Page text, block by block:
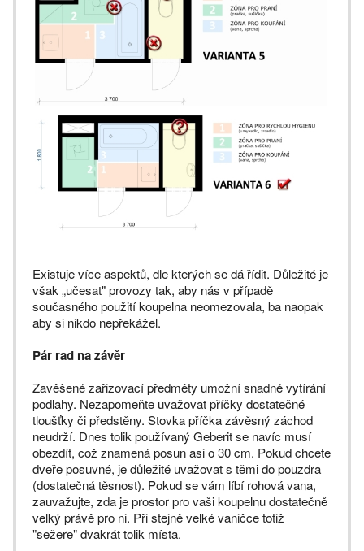
Existuje více aspektů, dle kterých se dá řídit. Důležité je
však „učesat" provozy tak, aby nás v případě
současného použití koupelna neomezovala, ba naopak
aby si nikdo nepřekážel.
Pár rad na závěr
Zavěšené zařizovací předměty umožní snadné vytírání
podlahy. Nezapomeňte uvažovat příčky dostatečné
tloušťky či předstěny. Stovka příčka závěsný záchod
neudrží. Dnes tolik používaný Geberit se navíc musí
obezdít, což znamená posun asi o 30 cm. Pokud chcete
dveře posuvné, je důležité uvažovat s těmi do pouzdra
(dostatečná těsnost). Pokud se vám líbí rohová vana,
zauvažujte, zda je prostor pro vaši koupelnu dostatečně
velký právě pro ni. Při stejně velké vaničce totiž
"sežere" dvakrát tolik místa.